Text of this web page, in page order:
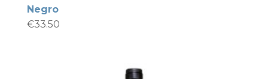
Negro
€33.50